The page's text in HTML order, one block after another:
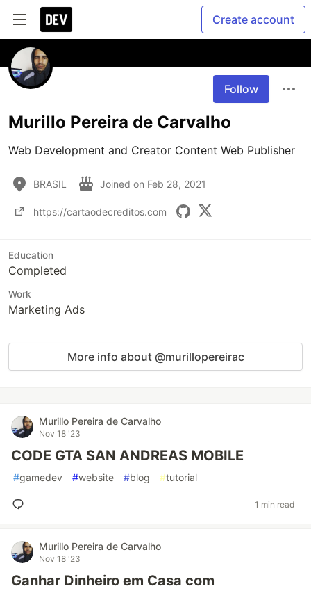
Create account
Follow
Murillo Pereira de Carvalho
Web Development and Creator Content Web Publisher
BRASIL Joined on Feb 28, 2021
https://cartaodecreditos.com
Education
Completed
Work
Marketing Ads
More info about @murillopereirac
Murillo Pereira de Carvalho
Nov 18 '23
CODE GTA SAN ANDREAS MOBILE
#gamedev #website #blog #tutorial
1 min read
Murillo Pereira de Carvalho
Nov 18 '23
Ganhar Dinheiro em Casa com